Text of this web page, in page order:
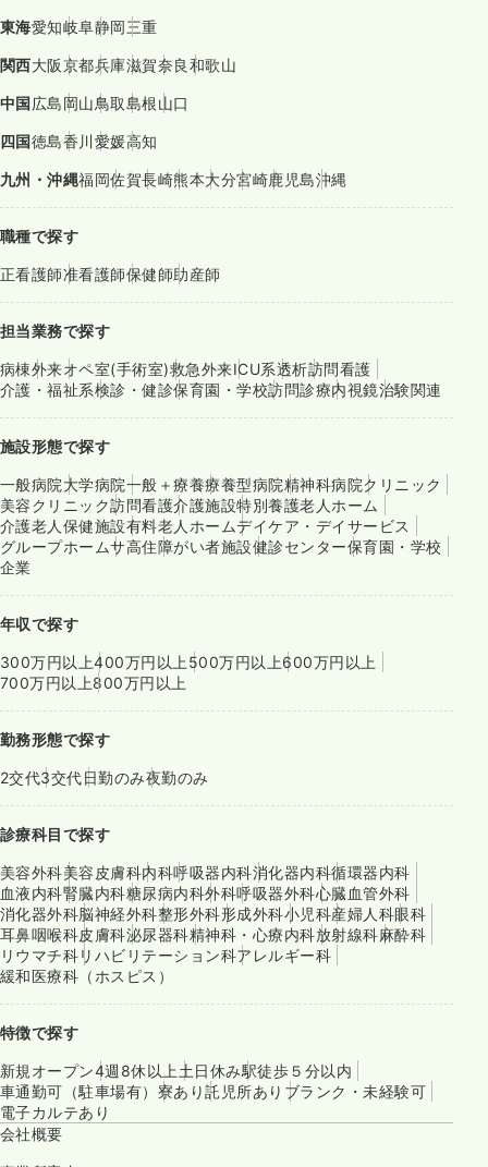
日勤のみ（パート）
給与 お問い合わせください
気になる 詳細を見る
給与 お問い合わせください
ブランク可
東海愛知岐阜静岡三重
関西大阪京都兵庫滋賀奈良和歌山
中国広島岡山鳥取島根山口
四国徳島香川愛媛高知
九州・沖縄福岡佐賀長崎熊本大分宮崎鹿児島沖縄
職種で探す
正看護師准看護師保健師助産師
担当業務で探す
病棟外来オペ室(手術室)救急外来ICU系透析訪問看護
介護・福祉系検診・健診保育園・学校訪問診療内視鏡治験関連
施設形態で探す
一般病院大学病院一般＋療養療養型病院精神科病院クリニック
美容クリニック訪問看護介護施設特別養護老人ホーム
介護老人保健施設有料老人ホームデイケア・デイサービス
グループホームサ高住障がい者施設健診センター保育園・学校
企業
年収で探す
300万円以上400万円以上 500万円以上600万円以上
700万円以上800万円以上
勤務形態で探す
2交代3交代日勤のみ夜勤のみ
診療科目で探す
美容外科美容皮膚科内科呼吸器内科消化器内科循環器内科
血液内科腎臓内科糖尿病内科外科呼吸器外科心臓血管外科
消化器外科脳神経外科整形外科形成外科小児科産婦人科眼科
耳鼻咽喉科皮膚科泌尿器科精神科・心療内科放射線科麻酔科
リウマチ科リハビリテーション科アレルギー科
緩和医療科（ホスピス）
特徴で探す
新規オープン4週8休以上 土日休み駅徒歩５分以内
車通勤可（駐車場有） 寮あり託児所あり ブランク・未経験可
電子カルテあり
会社概要